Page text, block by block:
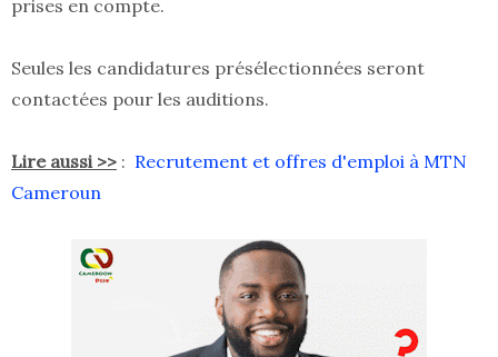
prises en compte.
Seules les candidatures présélectionnées seront
contactées pour les auditions.
Lire aussi >> : Recrutement et offres d'emploi à MTN
Cameroun